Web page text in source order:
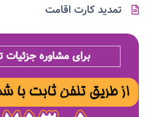
تمدید کارت اقامت
برای مشاوره